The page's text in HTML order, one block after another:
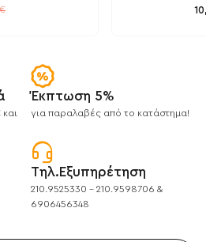
/
Έκπτωση 5%
για παραλαβές από το κατάστημα!
Τηλ.Εξυπηρέτηση
210.9525330 - 210.9598706 &
6906456348